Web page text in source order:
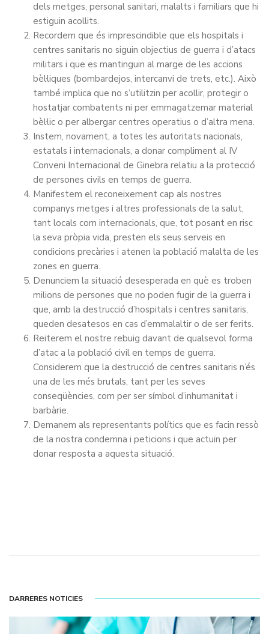
dels metges, personal sanitari, malalts i familiars que hi
estiguin acollits.
Recordem que és imprescindible que els hospitals i
centres sanitaris no siguin objectius de guerra i d’atacs
militars i que es mantinguin al marge de les accions
bèl·liques (bombardejos, intercanvi de trets, etc.). Això
també implica que no s’utilitzin per acollir, protegir o
hostatjar combatents ni per emmagatzemar material
bèl·lic o per albergar centres operatius o d’altra mena.
Instem, novament, a totes les autoritats nacionals,
estatals i internacionals, a donar compliment al IV
Conveni Internacional de Ginebra relatiu a la protecció
de persones civils en temps de guerra.
Manifestem el reconeixement cap als nostres
companys metges i altres professionals de la salut,
tant locals com internacionals, que, tot posant en risc
la seva pròpia vida, presten els seus serveis en
condicions precàries i atenen la població malalta de les
zones en guerra.
Denunciem la situació desesperada en què es troben
milions de persones que no poden fugir de la guerra i
que, amb la destrucció d’hospitals i centres sanitaris,
queden desatesos en cas d’emmalaltir o de ser ferits.
Reiterem el nostre rebuig davant de qualsevol forma
d’atac a la població civil en temps de guerra.
Considerem que la destrucció de centres sanitaris n’és
una de les més brutals, tant per les seves
conseqüències, com per ser símbol d’inhumanitat i
barbàrie.
Demanem als representants polítics que es facin ressò
de la nostra condemna i peticions i que actuïn per
donar resposta a aquesta situació.
DARRERES NOTICIES